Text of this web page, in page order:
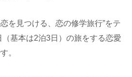
を見つける、恋の修学旅行”をテ
基本は2泊3日）の旅をする恋愛
。